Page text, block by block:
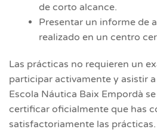
de corto alcance.
Presentar un informe de
realizado en un centro
Las prácticas no requieren un
participar activamente y asistir
Escola Náutica Baix Empordà
certificar oficialmente que has
satisfactoriamente las